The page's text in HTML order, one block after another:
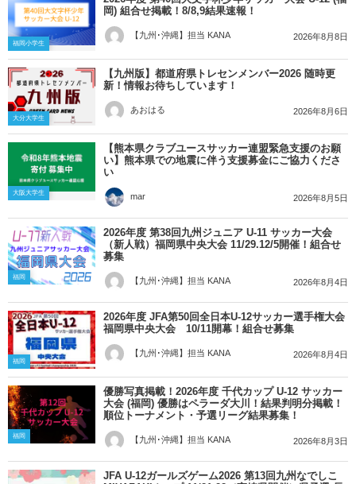
福岡小学生
岡) 組合せ掲載！8/8,9結果速報！
【九州･沖縄】担当 KANA 2026年8月8日
大分大学生
【九州版】都道府県トレセンメンバー2026 随時更
新！情報お待ちしています！
あおはる 2026年8月6日
大阪大学生
【熊本県クラブユースサッカー連盟緊急支援のお願
い】熊本県での地震に伴う支援募金にご協力くださ
い
mar 2026年8月5日
福岡
2026年度 第38回九州ジュニア U-11 サッカー大会
（新人戦）福岡県中央大会 11/29.12/5開催！組合せ
募集
【九州･沖縄】担当 KANA 2026年8月4日
福岡
2026年度 JFA第50回全日本U-12サッカー選手権大会
福岡県中央大会 10/11開幕！組合せ募集
【九州･沖縄】担当 KANA 2026年8月4日
福岡
優勝写真掲載！2026年度 千代カップ U-12 サッカー
大会 (福岡) 優勝はペラーダ大川！結果判明分掲載！
順位トーナメント・予選リーグ結果募集！
【九州･沖縄】担当 KANA 2026年8月3日
JFA U-12ガールズゲーム2026 第13回九州なでしこ